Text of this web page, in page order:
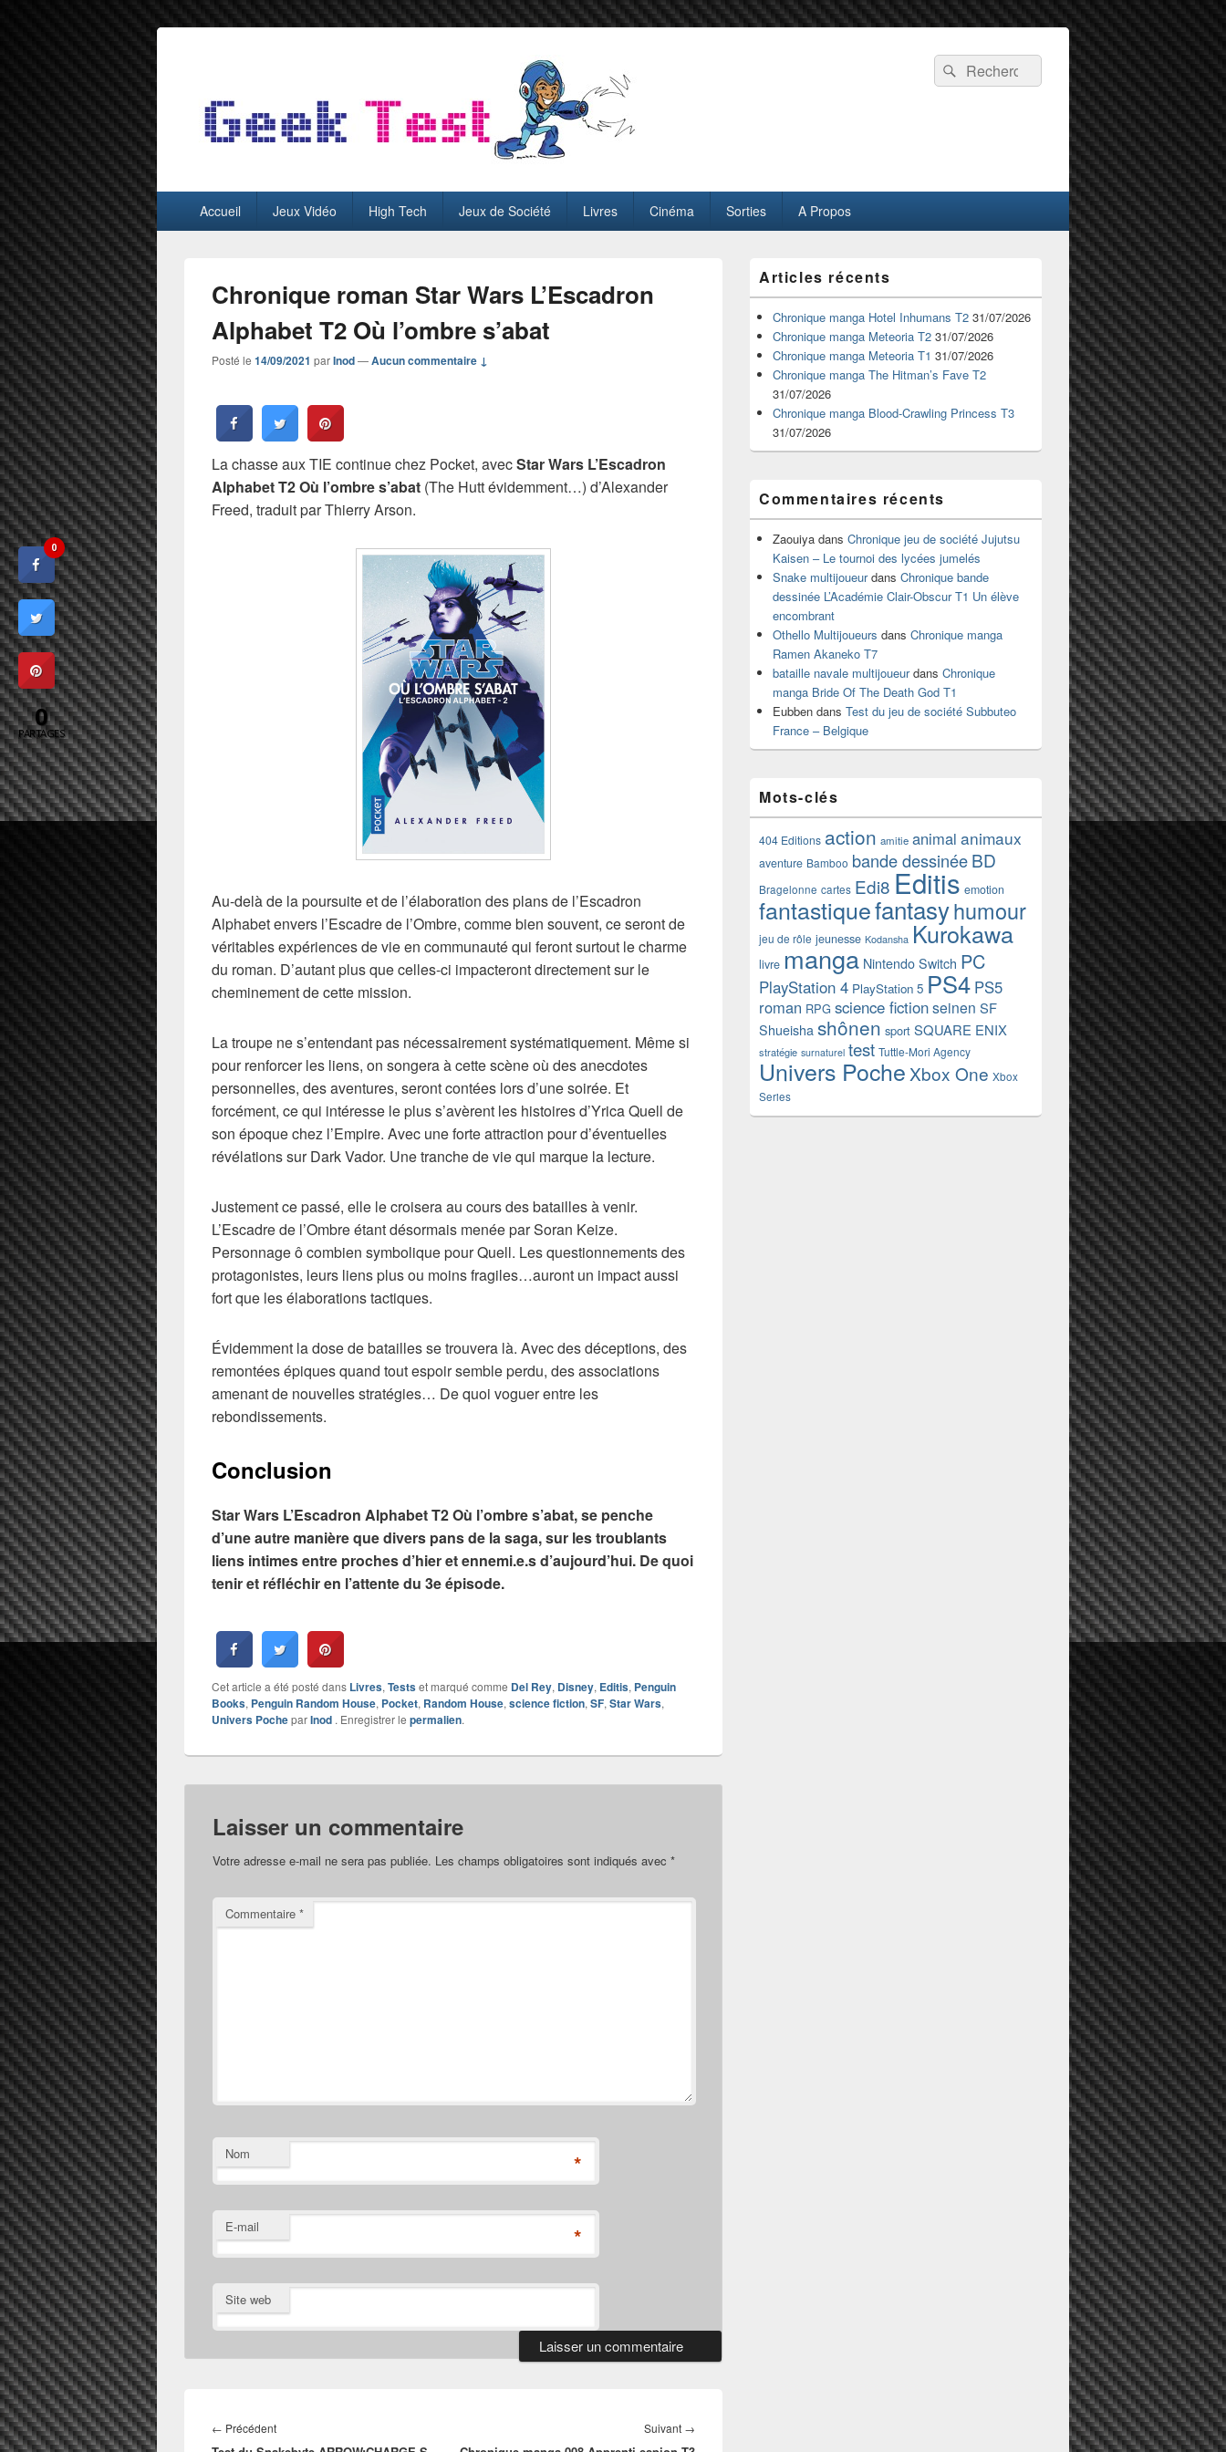
GeekTest
Recherche :
Rechercher
principalAccueil Jeux Vidéo High Tech Jeux de Société Livres Cinéma Sorties A Propos
Chronique roman Star Wars L’Escadron
Alphabet T2 Où l’ombre s’abat
Posté le 14/09/2021 parInod—Aucun commentaire ↓
La chasse aux TIE continue chez Pocket, avecStar Wars L’Escadron
Alphabet T2 Où l’ombre s’abat (The Hutt évidemment…) d’Alexander
Freed, traduit par Thierry Arson.
Au-delà de la poursuite et de l’élaboration des plans de l’Escadron
Alphabet envers l’Escadre de l’Ombre, comme bien souvent, ce seront de
véritables expériences de vie en communauté qui feront surtout le charme
du roman. D’autant plus que celles-ci impacteront directement sur le
cheminement de cette mission.
La troupe ne s’entendant pas nécessairement systématiquement. Même si
pour renforcer les liens, on songera à cette scène où des anecdotes
personnelles, des aventures, seront contées lors d’une soirée. Et
forcément, ce qui intéresse le plus s’avèrent les histoires d’Yrica Quell de
son époque chez l’Empire. Avec une forte attraction pour d’éventuelles
révélations sur Dark Vador. Une tranche de vie qui marque la lecture.
Justement ce passé, elle le croisera au cours des batailles à venir.
L’Escadre de l’Ombre étant désormais menée par Soran Keize.
Personnage ô combien symbolique pour Quell. Les questionnements des
protagonistes, leurs liens plus ou moins fragiles…auront un impact aussi
fort que les élaborations tactiques.
Évidemment la dose de batailles se trouvera là. Avec des déceptions, des
remontées épiques quand tout espoir semble perdu, des associations
amenant de nouvelles stratégies… De quoi voguer entre les
rebondissements.
Conclusion
Star Wars L’Escadron Alphabet T2 Où l’ombre s’abat, se penche
d’une autre manière que divers pans de la saga, sur les troublants
liens intimes entre proches d’hier et ennemi.e.s d’aujourd’hui. De quoi
tenir et réfléchir en l’attente du 3e épisode.
Cet article a été posté dans Livres, Testset marqué comme Del Rey, Disney, Editis, Penguin
Books, Penguin Random House, Pocket, Random House, science fiction, SF, Star Wars,
Univers PocheparInod . Enregistrer le permalien.
Laisser un commentaire
Votre adresse e-mail ne sera pas publiée. Les champs obligatoires sont indiqués avec *
Commentaire *
Nom *
E-mail *
Site web
de
l’article
← PrécédentArticle
Suivant →
principale
de
widget
pour
barre
latérale
Articles récents
Chronique manga Hotel Inhumans T2 31/07/2026
Chronique manga Meteoria T2 31/07/2026
Chronique manga Meteoria T1 31/07/2026
Chronique manga The Hitman’s Fave T2
31/07/2026
Chronique manga Blood-Crawling Princess T3
31/07/2026
Commentaires récents
Zaouiya dans Chronique jeu de société Jujutsu
Kaisen – Le tournoi des lycées jumelés
Snake multijoueurdans Chronique bande
dessinée L’Académie Clair-Obscur T1 Un élève
encombrant
Othello Multijoueurs dans Chronique manga
Ramen Akaneko T7
bataille navale multijoueurdans Chronique
manga Bride Of The Death God T1
Eubben dans Test du jeu de société Subbuteo
France – Belgique
Mots-clés
404 Editions action amitie animal animaux
aventure Bamboo bande dessinéeBD
Bragelonne cartes Edi8 Editis emotion
fantastiquefantasyhumour
jeu de rôle jeunesse Kodansha Kurokawa
livre manga Nintendo Switch PC
PlayStation 4 PlayStation 5 PS4 PS5
roman RPG science fictionseinen SF
Shueisha shônen sport SQUARE ENIX
stratégie surnaturel test Tuttle-Mori Agency
Univers Poche Xbox One Xbox
Series
0
0
PARTAGES